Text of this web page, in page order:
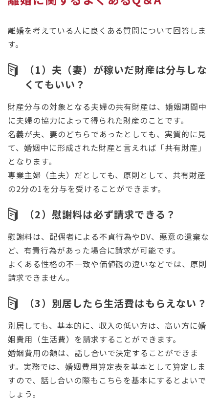
離婚を考えている人に良くある質問について回答しま
す。
（1）夫（妻）が稼いだ財産は分与しな
くてもいい？
財産分与の対象となる夫婦の共有財産は、婚姻期間中
に夫婦の協力によって得られた財産のことです。
名義が夫、妻のどちらであったとしても、実質的に見
て、婚姻中に形成された財産と言えれば「共有財産」
となります。
専業主婦（主夫）だとしても、原則として、共有財産
の2分の1を分与を受けることができます。
（2）慰謝料は必ず請求できる？
慰謝料は、配偶者による不貞行為やDV、悪意の遺棄な
ど、有責行為があった場合に請求が可能です。
よくある性格の不一致や価値観の違いなどでは、原則
請求できません。
（3）別居したら生活費はもらえない？
別居しても、基本的に、収入の低い方は、高い方に婚
姻費用（生活費）を請求することができます。
婚姻費用の額は、話し合いで決定することができま
す。実務では、婚姻費用算定表を基本として算定しま
すので、話し合いの際もこちらを基本にするとよいで
しょう。